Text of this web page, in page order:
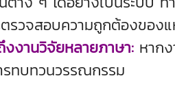
รวจสอบความถูกต้องของ
งงานวิจัยหลายภาษา: หาก
ทบทวนวรรณกรรม